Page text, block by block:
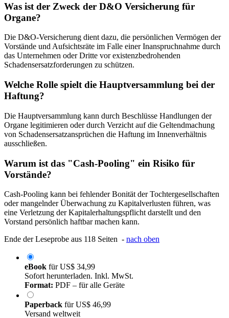
Was ist der Zweck der D&O Versicherung für
Organe?
Die D&O-Versicherung dient dazu, die persönlichen Vermögen der
Vorstände und Aufsichtsräte im Falle einer Inanspruchnahme durch
das Unternehmen oder Dritte vor existenzbedrohenden
Schadensersatzforderungen zu schützen.
Welche Rolle spielt die Hauptversammlung bei der
Haftung?
Die Hauptversammlung kann durch Beschlüsse Handlungen der
Organe legitimieren oder durch Verzicht auf die Geltendmachung
von Schadensersatzansprüchen die Haftung im Innenverhältnis
ausschließen.
Warum ist das "Cash-Pooling" ein Risiko für
Vorstände?
Cash-Pooling kann bei fehlender Bonität der Tochtergesellschaften
oder mangelnder Überwachung zu Kapitalverlusten führen, was
eine Verletzung der Kapitalerhaltungspflicht darstellt und den
Vorstand persönlich haftbar machen kann.
Ende der Leseprobe aus 118 Seiten - nach oben
eBook fürUS$ 34,99
Sofort herunterladen. Inkl. MwSt.
Format: PDF – für alle Geräte
Paperback fürUS$ 46,99
Versand weltweit